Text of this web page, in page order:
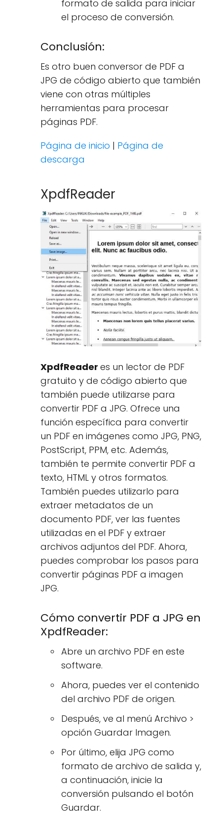
formato de salida para iniciar
el proceso de conversión.
Conclusión:
Es otro buen conversor de PDF a
JPG de código abierto que también
viene con otras múltiples
herramientas para procesar
páginas PDF.
Página de inicio | Página de
descarga
XpdfReader
XpdfReader es un lector de PDF
gratuito y de código abierto que
también puede utilizarse para
convertir PDF a JPG. Ofrece una
función específica para convertir
un PDF en imágenes como JPG, PNG,
PostScript, PPM, etc. Además,
también te permite convertir PDF a
texto, HTML y otros formatos.
También puedes utilizarlo para
extraer metadatos de un
documento PDF, ver las fuentes
utilizadas en el PDF y extraer
archivos adjuntos del PDF. Ahora,
puedes comprobar los pasos para
convertir páginas PDF a imagen
JPG.
Cómo convertir PDF a JPG en
XpdfReader:
Abre un archivo PDF en este
software.
Ahora, puedes ver el contenido
del archivo PDF de origen.
Después, ve al menú Archivo >
opción Guardar Imagen.
Por último, elija JPG como
formato de archivo de salida y,
a continuación, inicie la
conversión pulsando el botón
Guardar.